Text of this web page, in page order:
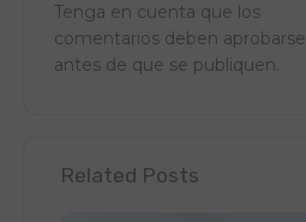
Tenga en cuenta que los
comentarios deben aprobarse
antes de que se publiquen.
Related Posts